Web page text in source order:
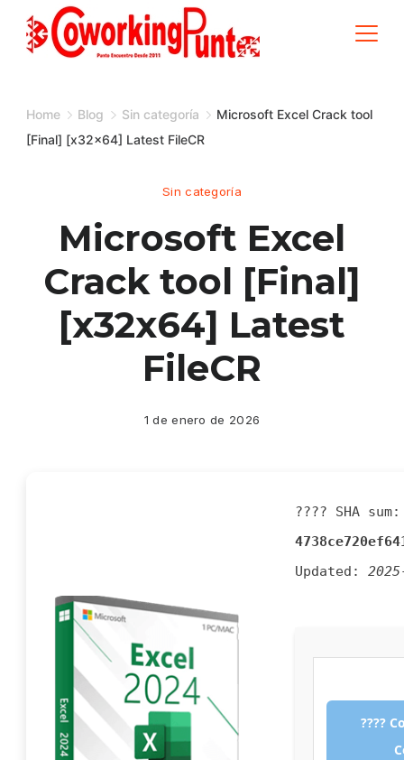
Home Blog Sin categoría
Microsoft Excel Crack tool
[Final] [x32x64] Latest FileCR
Sin categoría
Microsoft Excel
Crack tool [Final]
[x32x64] Latest
FileCR
1 de enero de 2026
???? SHA sum:
Updated:
????